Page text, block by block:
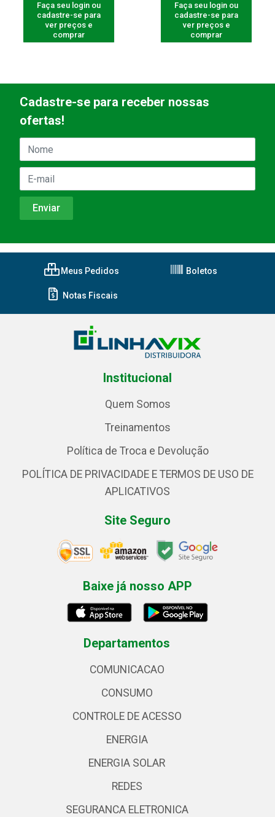
Faça seu login ou
cadastre-se para
ver preços e
comprar
Faça seu login ou
cadastre-se para
ver preços e
comprar
Cadastre-se para receber nossas
ofertas!
Meus Pedidos Boletos
Notas Fiscais
Institucional
Quem Somos
Treinamentos
Política de Troca e Devolução
POLÍTICA DE PRIVACIDADE E TERMOS DE USO DE
APLICATIVOS
Site Seguro
Baixe já nosso APP
Departamentos
COMUNICACAO
CONSUMO
CONTROLE DE ACESSO
ENERGIA
ENERGIA SOLAR
REDES
SEGURANCA ELETRONICA